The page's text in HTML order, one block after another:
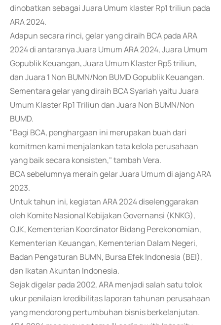
dinobatkan sebagai Juara Umum klaster Rp1 triliun pada
ARA 2024.
Adapun secara rinci, gelar yang diraih BCA pada ARA
2024 di antaranya Juara Umum ARA 2024, Juara Umum
Gopublik Keuangan, Juara Umum Klaster Rp5 triliun,
dan Juara 1 Non BUMN/Non BUMD Gopublik Keuangan.
Sementara gelar yang diraih BCA Syariah yaitu Juara
Umum Klaster Rp1 Triliun dan Juara Non BUMN/Non
BUMD.
"Bagi BCA, penghargaan ini merupakan buah dari
komitmen kami menjalankan tata kelola perusahaan
yang baik secara konsisten," tambah Vera.
BCA sebelumnya meraih gelar Juara Umum di ajang ARA
2023.
Untuk tahun ini, kegiatan ARA 2024 diselenggarakan
oleh Komite Nasional Kebijakan Governansi (KNKG),
OJK, Kementerian Koordinator Bidang Perekonomian,
Kementerian Keuangan, Kementerian Dalam Negeri,
Badan Pengaturan BUMN, Bursa Efek Indonesia (BEI),
dan Ikatan Akuntan Indonesia.
Sejak digelar pada 2002, ARA menjadi salah satu tolok
ukur penilaian kredibilitas laporan tahunan perusahaan
yang mendorong pertumbuhan bisnis berkelanjutan.